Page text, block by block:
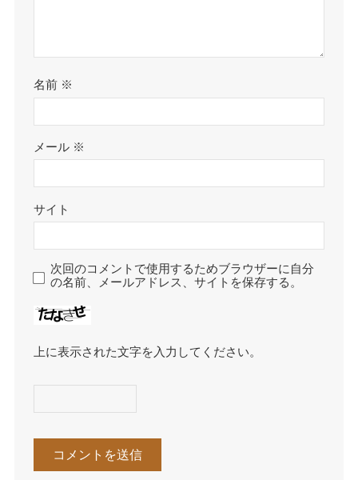
名前 ※
メール ※
サイト
次回のコメントで使用するためブラウザーに自分
の名前、メールアドレス、サイトを保存する。
上に表示された文字を入力してください。